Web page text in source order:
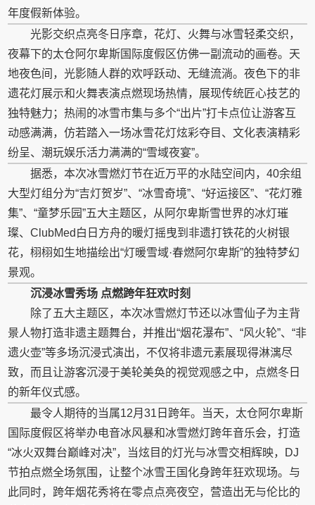
年度假新体验。
光影交织点亮冬日序章，花灯、火舞与冰雪轻柔交织，
夜幕下的太仓阿尔卑斯国际度假区仿佛一副流动的画卷。天
地夜色间，光影随人群的欢呼跃动、无缝流淌。夜色下的非
遗花灯展示和火舞表演点燃现场热情，展现传统匠心技艺的
独特魅力；热闹的冰雪市集与多个“出片”打卡点位让游客互
动感满满，仿若踏入一场冰雪花灯炫彩夺目、文化表演精彩
纷呈、潮玩娱乐活力满满的“雪域夜宴”。
据悉，本次冰雪燃灯节在近万平的水陆空间内，40余组
大型灯组分为“吉灯贺岁”、“冰雪奇境”、“好运接区”、“花灯雅
集”、“童梦乐园”五大主题区，从阿尔卑斯雪世界的冰灯璀
璨、ClubMed白日方舟的暖灯摇曳到非遗打铁花的火树银
花，栩栩如生地描绘出“灯暖雪域·春燃阿尔卑斯”的独特梦幻
景观。
沉浸冰雪秀场 点燃跨年狂欢时刻
除了五大主题区，本次冰雪燃灯节还以冰雪仙子为主背
景人物打造非遗主题舞台，并推出“烟花瀑布”、“风火轮”、“非
遗火壶”等多场沉浸式演出，不仅将非遗元素展现得淋漓尽
致，而且让游客沉浸于美轮美奂的视觉观感之中，点燃冬日
的新年仪式感。
最令人期待的当属12月31日跨年。当天，太仓阿尔卑斯
国际度假区将举办电音冰风暴和冰雪燃灯跨年音乐会，打造
“冰火双舞台巅峰对决”，当炫目的灯光与冰雪交相辉映，DJ
节拍点燃全场氛围，让整个冰雪王国化身跨年狂欢现场。与
此同时，跨年烟花秀将在零点点亮夜空，营造出无与伦比的